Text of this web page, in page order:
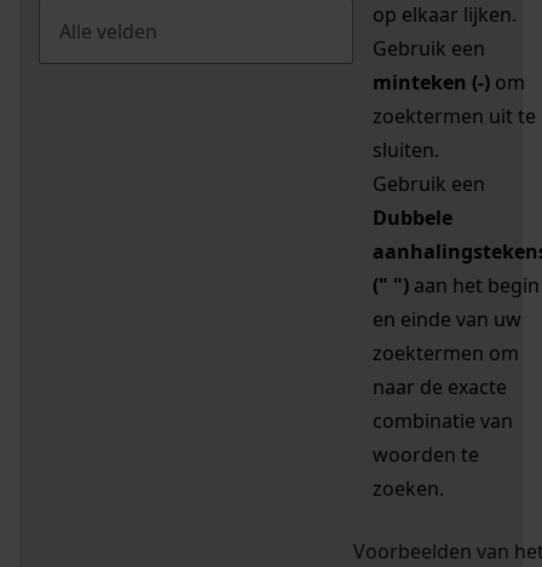
op elkaar lijken.
Gebruik een
minteken (-) om
zoektermen uit te
sluiten.
Gebruik een
Dubbele
(" ") aan het begin
en einde van uw
zoektermen om
naar de exacte
combinatie van
woorden te
zoeken.
Voorbeelden van